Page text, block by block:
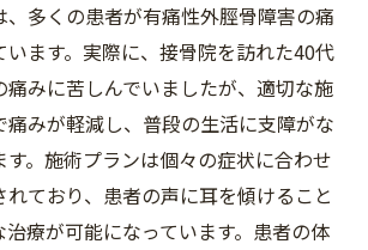
、多くの患者が有痛性外脛骨障害の痛
います。実際に、接骨院を訪れた40代
痛みに苦しんでいましたが、適切な施
みが軽減し、普段の生活に支障がな
す。施術プランは個々の症状に合わせ
ており、患者の声に耳を傾けること
療が可能になっています。患者の体